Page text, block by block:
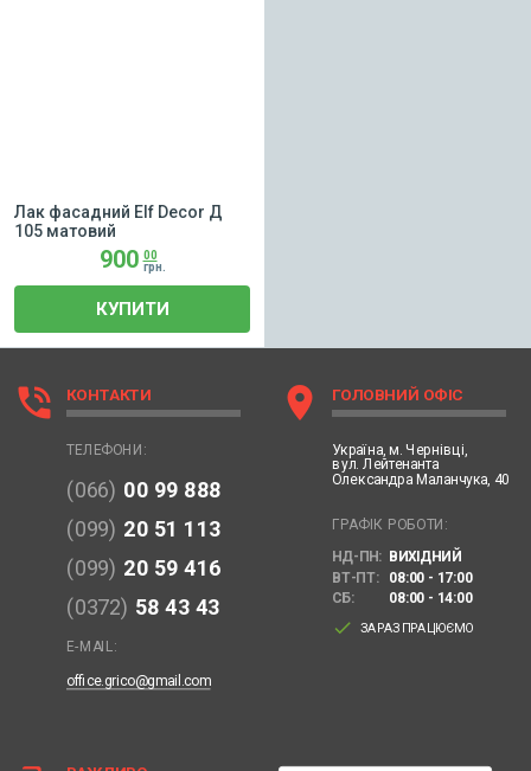
Лак фасадний Elf Decor Д
105 матовий
900 00
грн.
КУПИТИ
phone_in_talk КОНТАКТИ
ТЕЛЕФОНИ:
(066) 00 99 888
(099) 20 51 113
(099) 20 59 416
(0372) 58 43 43
E-MAIL:
office.grico@gmail.com
location_on ГОЛОВНИЙ ОФІС
Україна, м. Чернівці,
вул. Лейтенанта
Олександра Маланчука, 40
ГРАФІК РОБОТИ:
НД-ПН: ВИХІДНИЙ
ВТ-ПТ:
08:00 - 17:00
СБ:
08:00 - 14:00
done ЗАРАЗ ПРАЦЮЄМО